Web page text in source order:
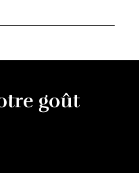
goût